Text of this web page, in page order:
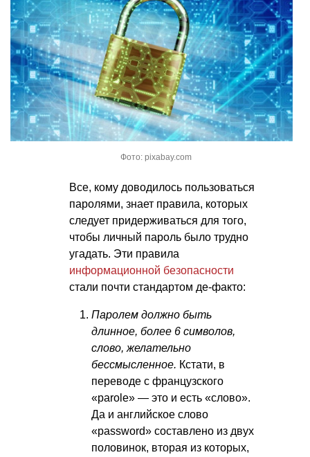
Фото: pixabay.com
Все, кому доводилось пользоваться
паролями, знает правила, которых
следует придерживаться для того,
чтобы личный пароль было трудно
угадать. Эти правила
информационной безопасности
стали почти стандартом де-факто:
Паролем должно быть
длинное, более 6 символов,
слово, желательно
бессмысленное. Кстати, в
переводе с французского
«parole» — это и есть «слово».
Да и английское слово
«password» составлено из двух
половинок, вторая из которых,